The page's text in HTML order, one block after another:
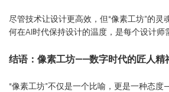
尽管技术让设计更高效，但“像素工坊”的灵
何在AI时代保持设计的温度，是每个设计师
结语：像素工坊——数字时代的匠人精
“像素工坊”不仅是一个比喻，更是一种态度